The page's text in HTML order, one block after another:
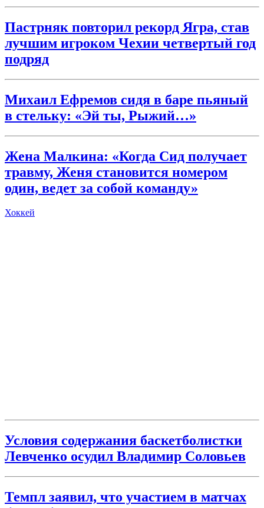
Пастрняк повторил рекорд Ягра, став
лучшим игроком Чехии четвертый год
подряд
Михаил Ефремов сидя в баре пьяный
в стельку: «Эй ты, Рыжий…»
Жена Малкина: «Когда Сид получает
травму, Женя становится номером
один, ведет за собой команду»
Хоккей
Условия содержания баскетболистки
Левченко осудил Владимир Соловьев
Темпл заявил, что участием в матчах